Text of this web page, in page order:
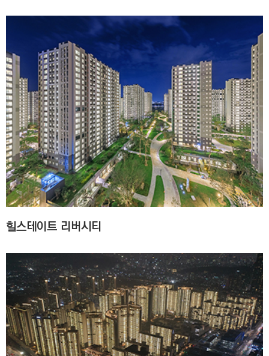
&
C
O
N
S
T
R
U
C
T
I
O
N
)
힐스테이트 리버시티